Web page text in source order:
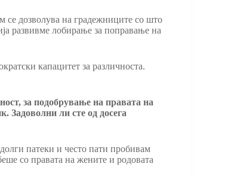
се дозволува на градежниците со што
развивме лобирање за поправање на
капацитет за различноста.
за подобрување на правата на
Задоволни ли сте од досега
патеки и често пати пробивам
со правата на жените и родовата